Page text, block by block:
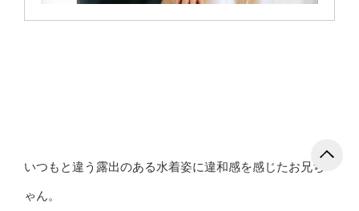
いつもと違う露出のある水着姿に違和感を感じたお兄ち
ゃん。